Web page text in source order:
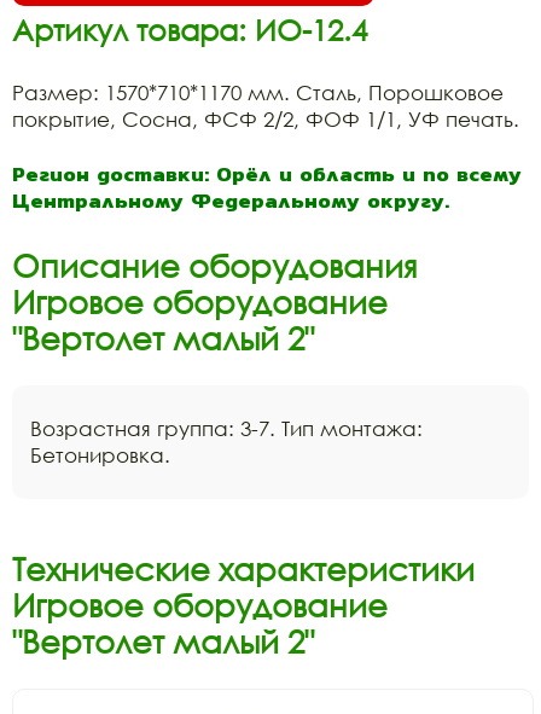
Артикул товара: ИО-12.4
Размер: 1570*710*1170 мм. Сталь, Порошковое
покрытие, Сосна, ФСФ 2/2, ФОФ 1/1, УФ печать.
Регион доставки: Орёл и область и по всему
Центральному Федеральному округу.
Описание оборудования
Игровое оборудование
"Вертолет малый 2"
Возрастная группа: 3-7. Тип монтажа:
Бетонировка.
Технические характеристики
Игровое оборудование
"Вертолет малый 2"